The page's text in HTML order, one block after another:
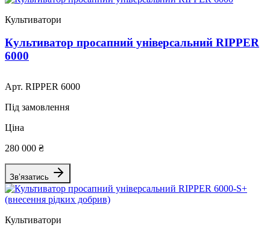
Культиватори
Культиватор просапний універсальний RIPPER
6000
Арт. RIPPER 6000
Під замовлення
Ціна
280 000 ₴
Зв’язатись
Культиватори